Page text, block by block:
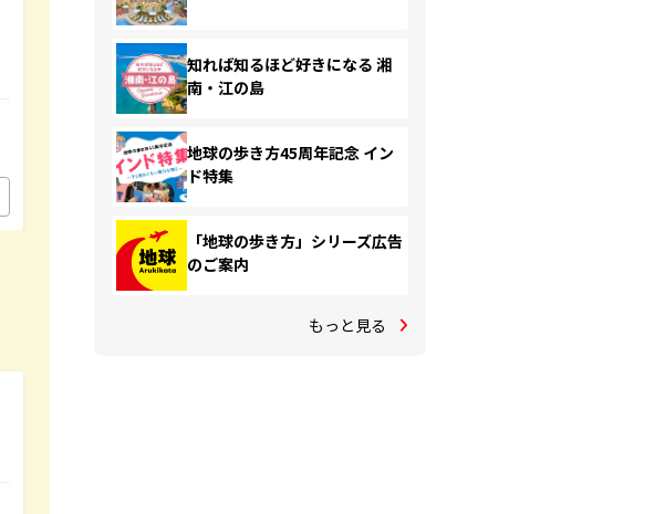
知れば知るほど好きになる 湘
南・江の島
地球の歩き方45周年記念 イン
ド特集
「地球の歩き方」シリーズ広告
のご案内
もっと見る